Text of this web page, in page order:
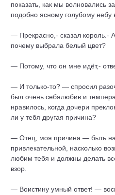
показать, как мы волновались
подобно ясному голубому небу
— Прекрасно,- сказал король.-
почему выбрала белый цвет?
— Потому, что он мне идёт,-
— И только-то? — спросил
был очень себялюбив и
нравилось, когда дочери
ли у тебя другая причина?
— Отец, моя причина — быть
привлекательной, насколько
любим тебя и должны делать
взор.
— Воистину умный ответ! —